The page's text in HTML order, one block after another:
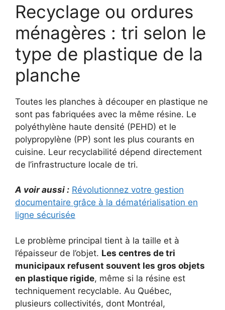
Recyclage ou ordures
ménagères : tri selon le
type de plastique de la
planche
Toutes les planches à découper en plastique ne
sont pas fabriquées avec la même résine. Le
polyéthylène haute densité (PEHD) et le
polypropylène (PP) sont les plus courants en
cuisine. Leur recyclabilité dépend directement
de l’infrastructure locale de tri.
A voir aussi : Révolutionnez votre gestion
documentaire grâce à la dématérialisation en
ligne sécurisée
Le problème principal tient à la taille et à
l’épaisseur de l’objet. Les centres de tri
municipaux refusent souvent les gros objets
en plastique rigide, même si la résine est
techniquement recyclable. Au Québec,
plusieurs collectivités, dont Montréal,